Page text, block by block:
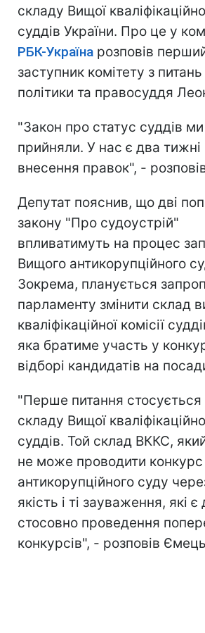
складу Вищої
суддів України. Про це у
РБК-Україна розповів
заступник комітету з
політики та правосуддя
"Закон про статус суддів
прийняли. У нас є два тижні
внесення правок", -
Депутат пояснив, що дві
закону "Про судоустрій"
впливатимуть на процес
Вищого антикорупційного
Зокрема, планується
парламенту змінити склад
кваліфікаційної комісії
яка братиме участь у
відборі кандидатів на
"Перше питання стосується
складу Вищої
суддів. Той склад ВККС,
не може проводити
антикорупційного суду
якість і ті зауваження, які
стосовно проведення
конкурсів", - розповів